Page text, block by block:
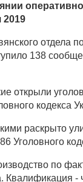
2019
отдела
138
открыли
кодекса
раскрыто
Уголовного
по
Квалификация -